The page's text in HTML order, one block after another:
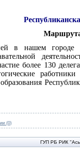
в нашем городе
более 130
(0)
ГУП РБ РИК